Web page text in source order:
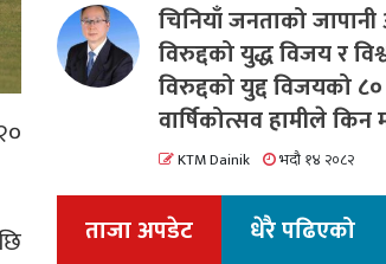
चिनियाँ जनताको
विरुद्दको युद्ध विजय र
विरुद्दको युद्द विजयको
वार्षिकोत्सव हामीले किन
KTM Dainik भदौ १४ २०८२
ताजा अपडेट धेरै पढिएको